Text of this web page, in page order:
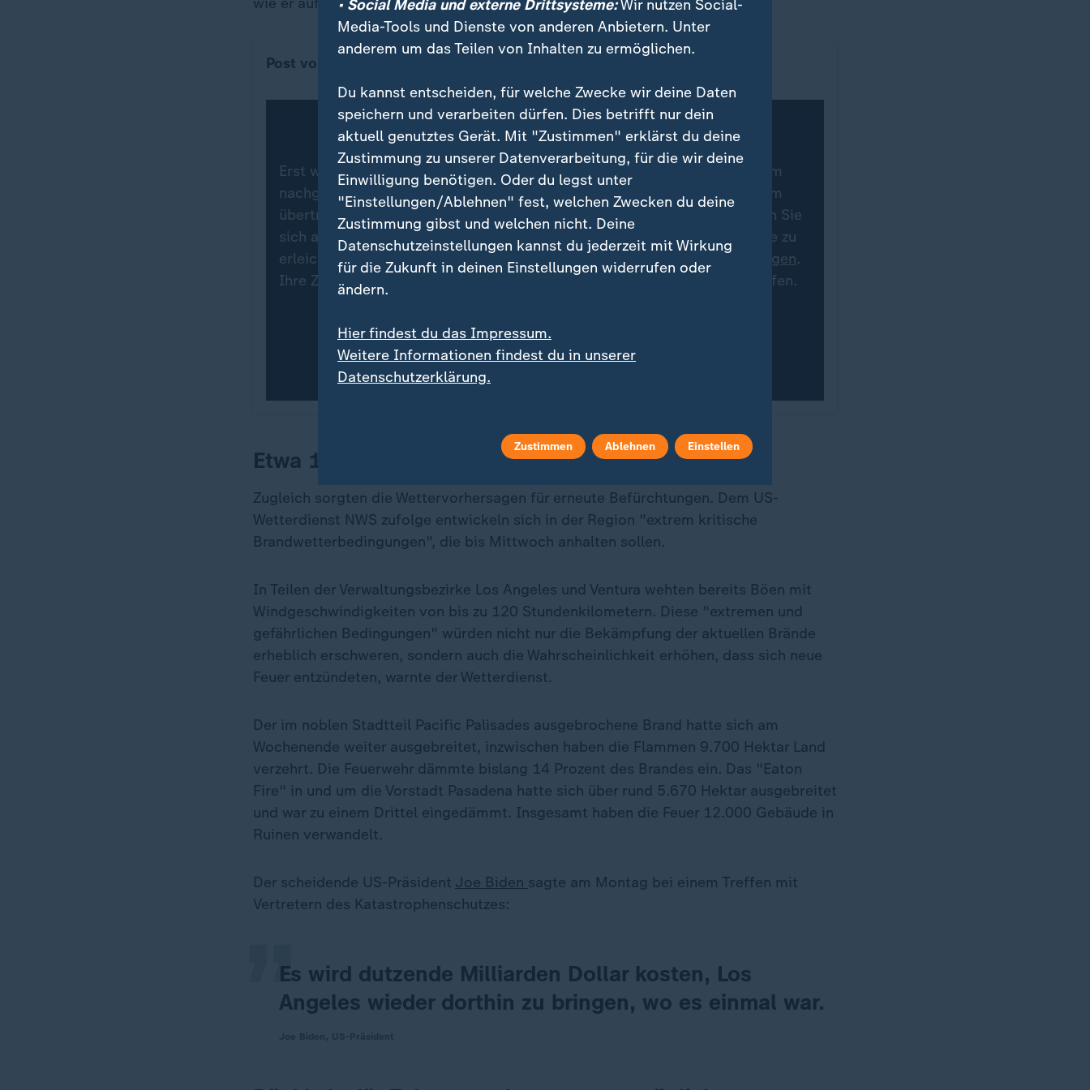
Post von The Weeknd
Ein Klick für den Datenschutz
Erst wenn Sie hier klicken, werden Bilder und andere Daten von Instagram
nachgeladen. Ihre IP-Adresse wird dabei an externe Server von Instagram
übertragen. Über den Datenschutz dieses Social Media-Anbieters können Sie
sich auf der Seite von Instagram informieren. Um Ihre künftigen Besuche zu
erleichtern, speichern wir Ihre Zustimmung in den Datenschutzeinstellungen.
Ihre Zustimmung können Sie im Bereich „Meine News“ jederzeit widerrufen.
Instagram-Inhalte anzeigen
Datenschutzeinstellungen anpassen
Etwa 12.000 Gebäude sind nur noch Ruinen
Zugleich sorgten die Wettervorhersagen für erneute Befürchtungen. Dem US-
Wetterdienst NWS zufolge entwickeln sich in der Region "extrem kritische
Brandwetterbedingungen", die bis Mittwoch anhalten sollen.
In Teilen der Verwaltungsbezirke Los Angeles und Ventura wehten bereits Böen mit
Windgeschwindigkeiten von bis zu 120 Stundenkilometern. Diese "extremen und
gefährlichen Bedingungen" würden nicht nur die Bekämpfung der aktuellen Brände
erheblich erschweren, sondern auch die Wahrscheinlichkeit erhöhen, dass sich neue
Feuer entzündeten, warnte der Wetterdienst.
Der im noblen Stadtteil Pacific Palisades ausgebrochene Brand hatte sich am
Wochenende weiter ausgebreitet, inzwischen haben die Flammen 9.700 Hektar Land
verzehrt. Die Feuerwehr dämmte bislang 14 Prozent des Brandes ein. Das "Eaton
Fire" in und um die Vorstadt Pasadena hatte sich über rund 5.670 Hektar ausgebreitet
und war zu einem Drittel eingedämmt. Insgesamt haben die Feuer 12.000 Gebäude in
Ruinen verwandelt.
Der scheidende US-Präsident Joe Biden sagte am Montag bei einem Treffen mit
Vertretern des Katastrophenschutzes:
Es wird dutzende Milliarden Dollar kosten, Los
Angeles wieder dorthin zu bringen, wo es einmal war.
„
• Social Media und externe Drittsysteme:Wir nutzen Social-
Media-Tools und Dienste von anderen Anbietern. Unter
anderem um das Teilen von Inhalten zu ermöglichen.
Du kannst entscheiden, für welche Zwecke wir deine Daten
speichern und verarbeiten dürfen. Dies betrifft nur dein
aktuell genutztes Gerät. Mit "Zustimmen" erklärst du deine
Zustimmung zu unserer Datenverarbeitung, für die wir deine
Einwilligung benötigen. Oder du legst unter
"Einstellungen/Ablehnen" fest, welchen Zwecken du deine
Zustimmung gibst und welchen nicht. Deine
Datenschutzeinstellungen kannst du jederzeit mit Wirkung
für die Zukunft in deinen Einstellungen widerrufen oder
ändern.
Hier findest du das Impressum.
Weitere Informationen findest du in unserer
Datenschutzerklärung.
Zustimmen Ablehnen Einstellen